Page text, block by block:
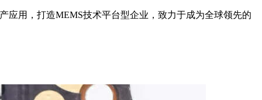
应用，打造MEMS技术平台型企业，致力于成为全球领先的